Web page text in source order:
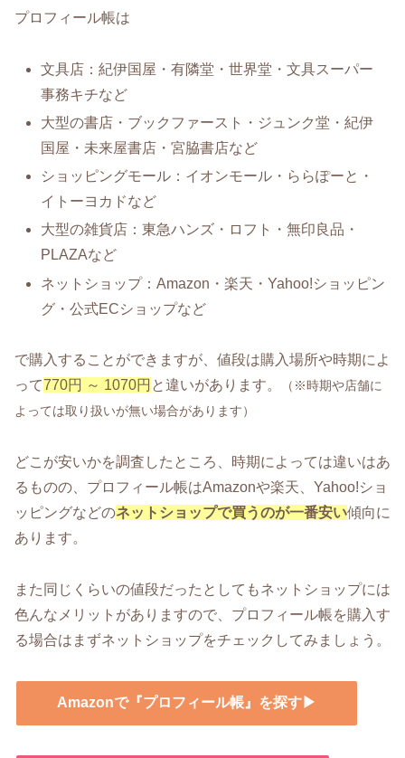
プロフィール帳は
文具店：紀伊国屋・有隣堂・世界堂・文具スーパー
事務キチなど
大型の書店・ブックファースト・ジュンク堂・紀伊
国屋・未来屋書店・宮脇書店など
ショッピングモール：イオンモール・ららぽーと・
イトーヨカドなど
大型の雑貨店：東急ハンズ・ロフト・無印良品・
PLAZAなど
ネットショップ：Amazon・楽天・Yahoo!ショッピン
グ・公式ECショップなど
で購入することができますが、値段は購入場所や時期によ
って770円 ～ 1070円 と違いがあります。
（※時期や店舗に
よっては取り扱いが無い場合があります）
どこが安いかを調査したところ、時期によっては違いはあ
るものの、プロフィール帳はAmazonや楽天、Yahoo!ショ
ッピングなどのネットショップで買うのが一番安い傾向に
あります。
また同じくらいの値段だったとしてもネットショップには
色んなメリットがありますので、プロフィール帳を購入す
る場合はまずネットショップをチェックしてみましょう。
Amazonで『プロフィール帳』を探す▶